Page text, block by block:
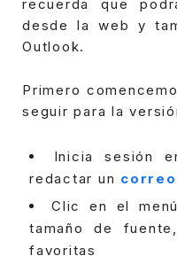
recuerda que
desde la web y
Outlook.
Primero
seguir para la
Inicia sesión
redactar un
Clic en el
tamaño de
favoritas